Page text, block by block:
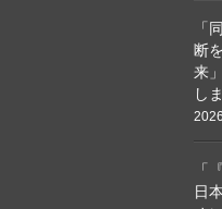
「
断
来
し
「
日